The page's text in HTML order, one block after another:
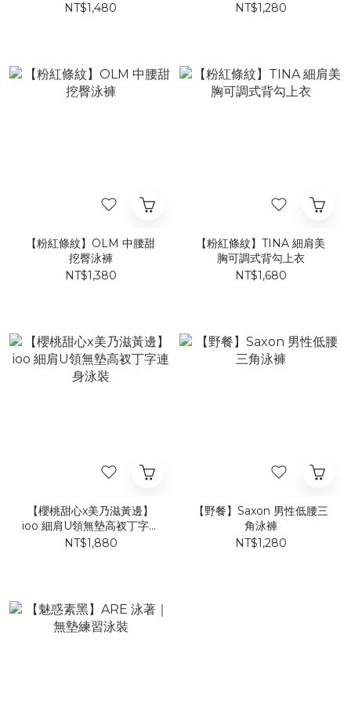
NT$1,480
NT$1,280
【粉紅條紋】OLM 中腰甜
挖臀泳褲
NT$1,380
【粉紅條紋】TINA 細肩美
胸可調式背勾上衣
NT$1,680
【櫻桃甜心x美乃滋黃邊】
ioo 細肩U領無墊高衩丁字連
身泳裝
NT$1,880
【野餐】Saxon 男性低腰三
角泳褲
NT$1,280